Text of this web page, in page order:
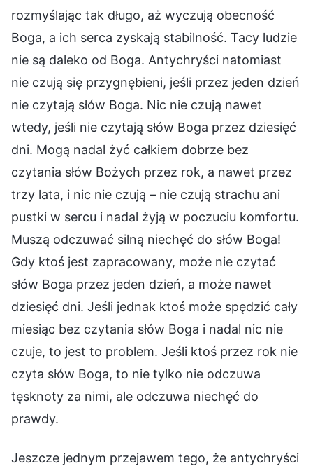
Jeszcze jednym przejawem tego, że antychryści